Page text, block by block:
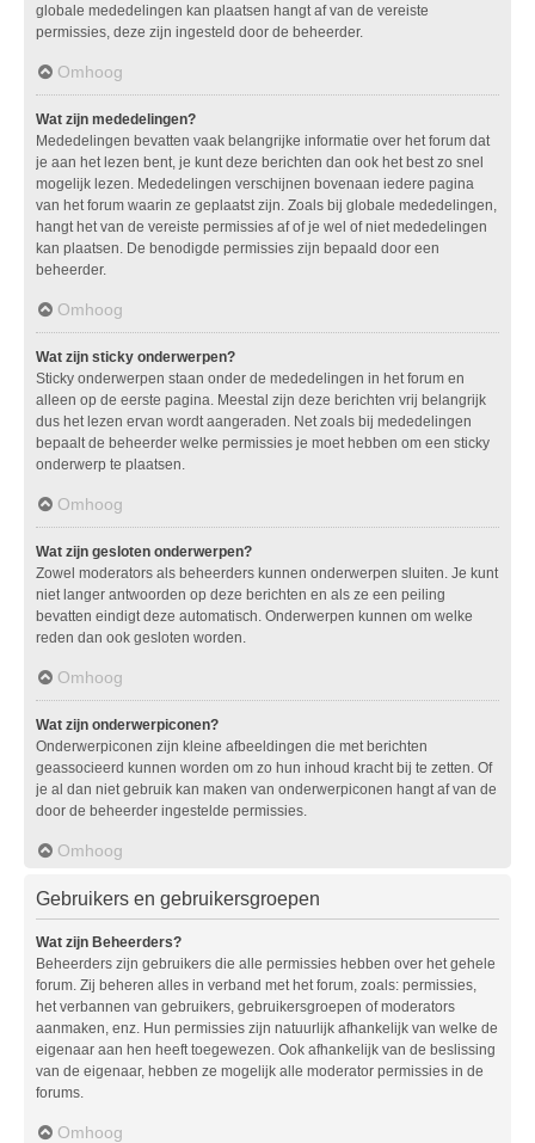
globale mededelingen kan plaatsen hangt af van de vereiste
permissies, deze zijn ingesteld door de beheerder.
Omhoog
Wat zijn mededelingen?
Mededelingen bevatten vaak belangrijke informatie over het forum dat
je aan het lezen bent, je kunt deze berichten dan ook het best zo snel
mogelijk lezen. Mededelingen verschijnen bovenaan iedere pagina
van het forum waarin ze geplaatst zijn. Zoals bij globale mededelingen,
hangt het van de vereiste permissies af of je wel of niet mededelingen
kan plaatsen. De benodigde permissies zijn bepaald door een
beheerder.
Omhoog
Wat zijn sticky onderwerpen?
Sticky onderwerpen staan onder de mededelingen in het forum en
alleen op de eerste pagina. Meestal zijn deze berichten vrij belangrijk
dus het lezen ervan wordt aangeraden. Net zoals bij mededelingen
bepaalt de beheerder welke permissies je moet hebben om een sticky
onderwerp te plaatsen.
Omhoog
Wat zijn gesloten onderwerpen?
Zowel moderators als beheerders kunnen onderwerpen sluiten. Je kunt
niet langer antwoorden op deze berichten en als ze een peiling
bevatten eindigt deze automatisch. Onderwerpen kunnen om welke
reden dan ook gesloten worden.
Omhoog
Wat zijn onderwerpiconen?
Onderwerpiconen zijn kleine afbeeldingen die met berichten
geassocieerd kunnen worden om zo hun inhoud kracht bij te zetten. Of
je al dan niet gebruik kan maken van onderwerpiconen hangt af van de
door de beheerder ingestelde permissies.
Omhoog
Gebruikers en gebruikersgroepen
Wat zijn Beheerders?
Beheerders zijn gebruikers die alle permissies hebben over het gehele
forum. Zij beheren alles in verband met het forum, zoals: permissies,
het verbannen van gebruikers, gebruikersgroepen of moderators
aanmaken, enz. Hun permissies zijn natuurlijk afhankelijk van welke de
eigenaar aan hen heeft toegewezen. Ook afhankelijk van de beslissing
van de eigenaar, hebben ze mogelijk alle moderator permissies in de
forums.
Omhoog